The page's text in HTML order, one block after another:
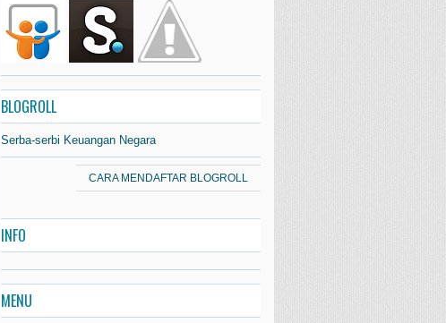
BLOGROLL
Serba-serbi Keuangan Negara
CARA MENDAFTAR BLOGROLL
INFO
MENU